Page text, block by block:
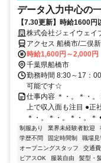
データ入力中心の
【7.30更新】時給1600
れば始めやすく、二俣新
株式会社ジェイウェイ
アクセス 船橋市/二俣
時給1,600円～2,000円
千葉県船橋市
勤務時間 8:30～17：
可能です☆
仕事内容 ＊・。＊・
上で収入面も注目 ●正
＊・。＊・。＊・
制服あり 業界未経験者歓迎
学歴不問
固定時間制 職場見
オープニングスタッフ
交通
ピアスOK
服装自由 髪型・